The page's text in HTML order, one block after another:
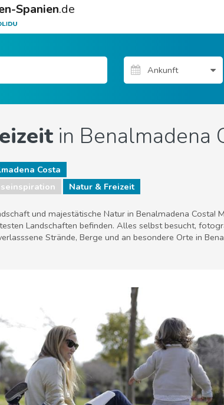
Spanien.de
in Benalmadena
Costa
Natur & Freizeit
und majestätische Natur in Benalmadena Costa!
Landschaften befinden. Alles selbst besucht,
Strände, Berge und an besondere Orte in